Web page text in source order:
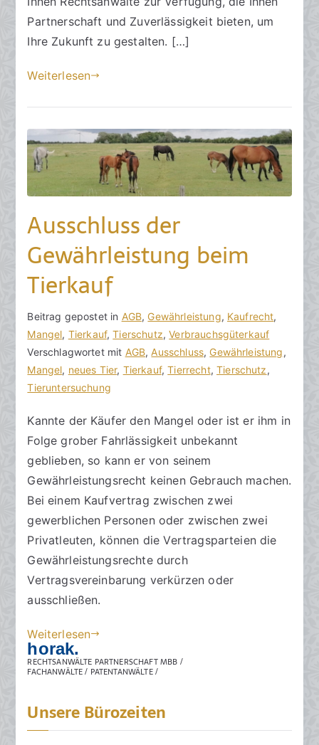
a
m
1
.
r
i
2
Partnerschaft und Zuverlässigkeit bieten, um
Ihre Zukunft zu gestalten. […]
Weiterlesen
Ausschluss der
Gewährleistung beim
Tierkauf
V
o
n
h
o
a
k
R
e
c
t
s
a
n
w
l
t
e
B
e
i
t
r
g
v
e
r
ö
f
e
n
t
l
c
h
t
m
Beitrag gepostet in AGB, Gewährleistung, Kaufrecht,
Mangel, Tierkauf,Tierschutz,Verbrauchsgüterkauf
Verschlagwortet mit AGB, Ausschluss, Gewährleistung,
Mangel, neues Tier, Tierkauf,Tierrecht,Tierschutz,
Tieruntersuchung
K
e
i
n
e
o
m
m
e
n
a
r
e
zu
Ausschluss
Gewährleistung
beim
Tierkauf
Kannte der Käufer den Mangel oder ist er ihm in
Folge grober Fahrlässigkeit unbekannt
geblieben, so kann er von seinem
Gewährleistungsrecht keinen Gebrauch machen.
Bei einem Kaufvertrag zwischen zwei
gewerblichen Personen oder zwischen zwei
Privatleuten, können die Vertragsparteien die
Gewährleistungsrechte durch
Vertragsvereinbarung verkürzen oder
ausschließen.
Weiterlesen
horak.
RECHTSANWÄLTE PARTNERSCHAFT MBB /
FACHANWÄLTE / PATENTANWÄLTE /
Unsere Bürozeiten